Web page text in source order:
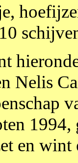
Nelis
en wint